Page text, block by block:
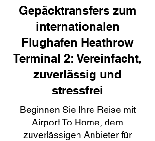
Gepäcktransfers zum
internationalen
Flughafen Heathrow
Terminal 2: Vereinfacht,
zuverlässig und
stressfrei
Beginnen Sie Ihre Reise mit
Airport To Home, dem
zuverlässigen Anbieter für